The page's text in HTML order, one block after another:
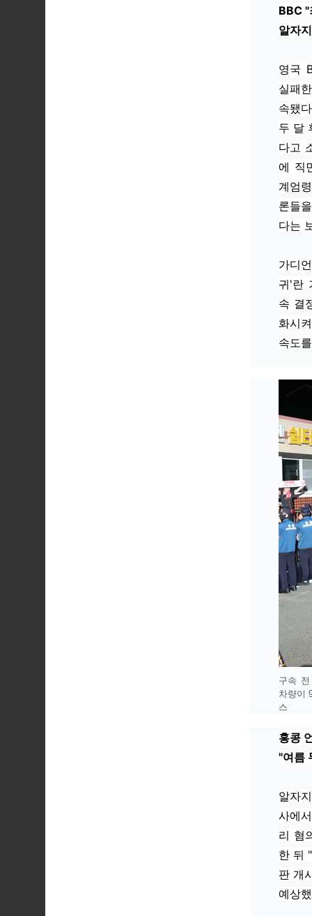
BBC "
알자
영국
실패
속됐
두 달
다고
에 직
계엄
론들
다는
가디
귀'란
속 결
화시
속도
구속
차량이
스
홍콩
"여름
알자
사에
리 혐
한 뒤
판 개
예상